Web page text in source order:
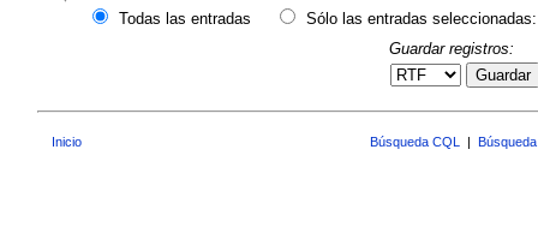
Todas las entradas
Sólo las entradas seleccionadas:
Guardar registros:
Guardar
Inicio Búsqueda CQL